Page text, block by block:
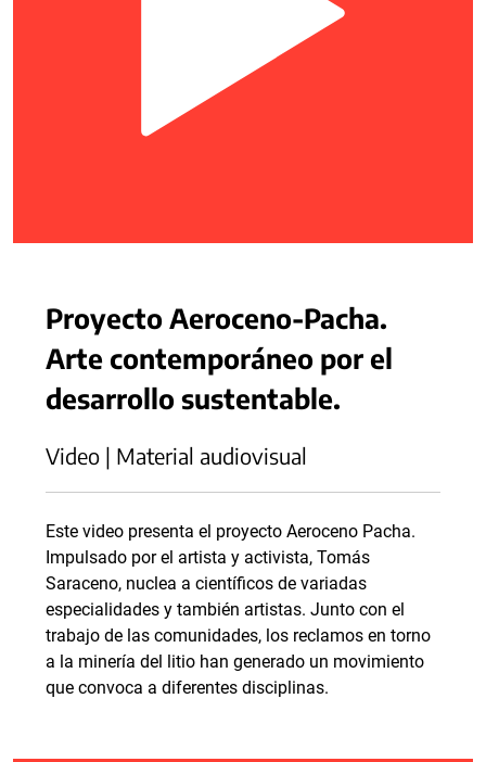
Proyecto Aeroceno-Pacha.
Arte contemporáneo por el
desarrollo sustentable.
Video | Material audiovisual
Este video presenta el proyecto Aeroceno Pacha.
Impulsado por el artista y activista, Tomás
Saraceno, nuclea a científicos de variadas
especialidades y también artistas. Junto con el
trabajo de las comunidades, los reclamos en torno
a la minería del litio han generado un movimiento
que convoca a diferentes disciplinas.